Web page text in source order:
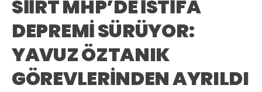
SİİRT MHP’DE İSTİFA
DEPREMİ SÜRÜYOR:
YAVUZ ÖZTANIK
GÖREVLERİNDEN AYRILDI